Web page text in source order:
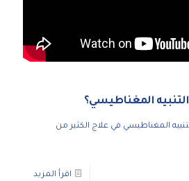
التنبيه المغناطيسي؟
المغناطيسي في علاج الكثير من
اقرأ المزيد